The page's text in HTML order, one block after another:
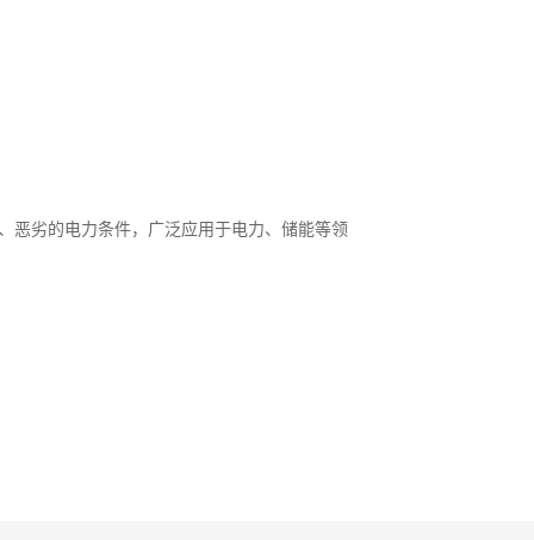
恶劣的电力条件，广泛应用于电力、储能等领